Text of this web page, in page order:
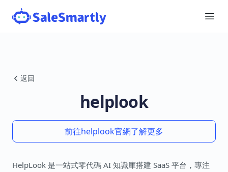
返回
helplook
前往helplook官網了解更多
HelpLook 是一站式零代碼 AI 知識庫搭建 SaaS 平台，專注